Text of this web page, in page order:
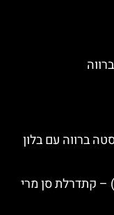
ברווה עם בלון
קתדרלת גירונה (Girona Cathedral) – קתדרלת סן מרי